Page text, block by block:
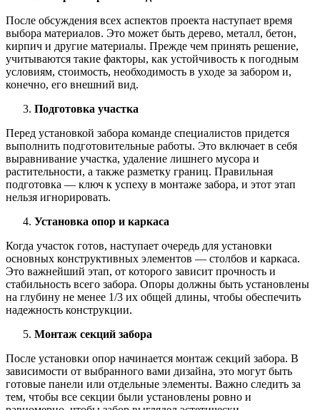
После обсуждения всех аспектов проекта наступает время
выбора материалов. Это может быть дерево, металл, бетон,
кирпич и другие материалы. Прежде чем принять решение,
учитываются такие факторы, как устойчивость к погодным
условиям, стоимость, необходимость в уходе за забором и,
конечно, его внешний вид.
Подготовка участка
Перед установкой забора команде специалистов придется
выполнить подготовительные работы. Это включает в себя
выравнивание участка, удаление лишнего мусора и
растительности, а также разметку границ. Правильная
подготовка — ключ к успеху в монтаже забора, и этот этап
нельзя игнорировать.
Установка опор и каркаса
Когда участок готов, наступает очередь для установки
основных конструктивных элементов — столбов и каркаса.
Это важнейший этап, от которого зависит прочность и
стабильность всего забора. Опоры должны быть установлены
на глубину не менее 1/3 их общей длины, чтобы обеспечить
надежность конструкции.
Монтаж секций забора
После установки опор начинается монтаж секций забора. В
зависимости от выбранного вами дизайна, это могут быть
готовые панели или отдельные элементы. Важно следить за
тем, чтобы все секции были установлены ровно и